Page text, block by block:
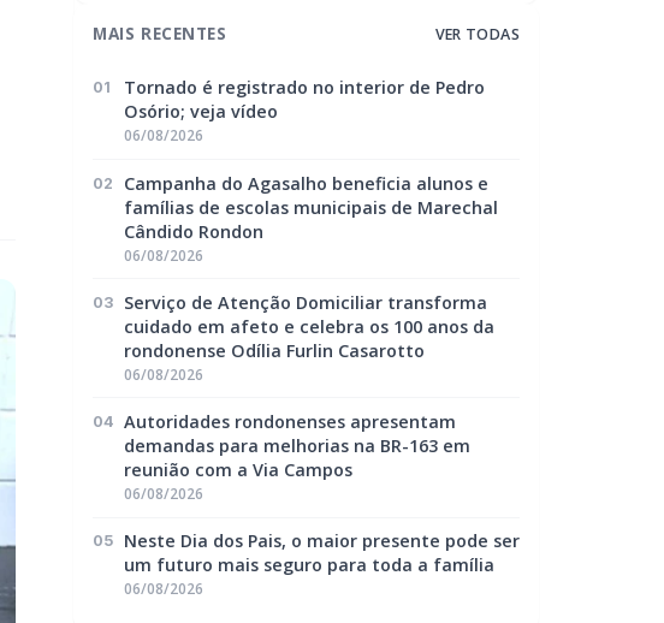
MAIS RECENTES VER TODAS
01
Tornado é registrado no interior de Pedro
Osório; veja vídeo
06/08/2026
02
Campanha do Agasalho beneficia alunos e
famílias de escolas municipais de Marechal
Cândido Rondon
06/08/2026
03
Serviço de Atenção Domiciliar transforma
cuidado em afeto e celebra os 100 anos da
rondonense Odília Furlin Casarotto
06/08/2026
04 Autoridades rondonenses apresentam
demandas para melhorias na BR-163 em
reunião com a Via Campos
06/08/2026
05
Neste Dia dos Pais, o maior presente pode ser
um futuro mais seguro para toda a família
06/08/2026